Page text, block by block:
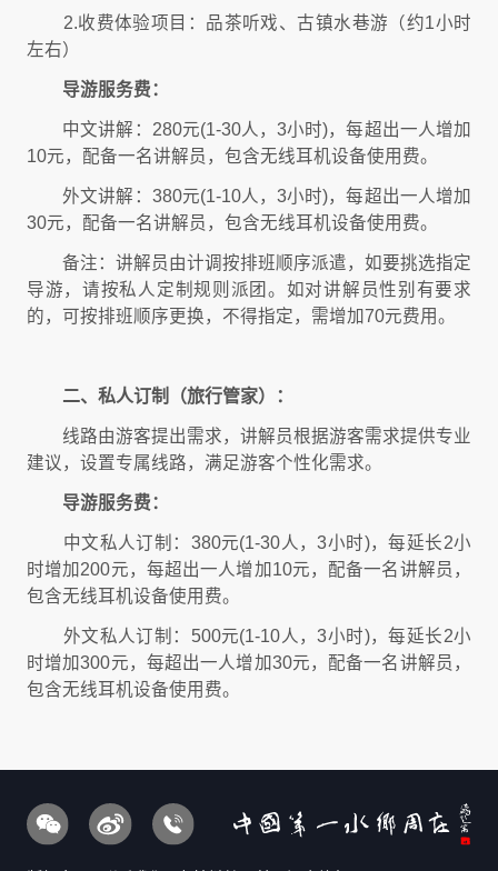
2.收费体验项目：品茶听戏、古镇水巷游（约1小时
左右）
导游服务费：
中文讲解：280元(1-30人，3小时)，每超出一人增加
10元，配备一名讲解员，包含无线耳机设备使用费。
外文讲解：380元(1-10人，3小时)，每超出一人增加
30元，配备一名讲解员，包含无线耳机设备使用费。
备注：讲解员由计调按排班顺序派遣，如要挑选指定
导游，请按私人定制规则派团。如对讲解员性别有要求
的，可按排班顺序更换，不得指定，需增加70元费用。
二、私人订制（旅行管家）：
线路由游客提出需求，讲解员根据游客需求提供专业
建议，设置专属线路，满足游客个性化需求。
导游服务费：
中文私人订制：380元(1-30人，3小时)，每延长2小
时增加200元，每超出一人增加10元，配备一名讲解员，
包含无线耳机设备使用费。
外文私人订制：500元(1-10人，3小时)，每延长2小
时增加300元，每超出一人增加30元，配备一名讲解员，
包含无线耳机设备使用费。